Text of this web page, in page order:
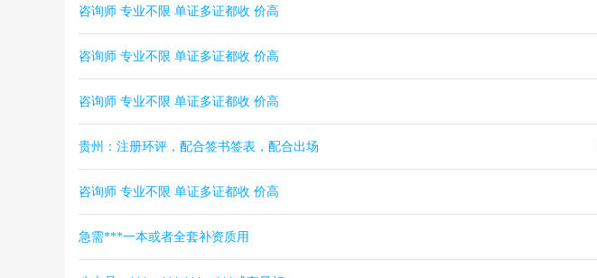
咨询师 专业不限 单证多证都收 价高
咨询师 专业不限 单证多证都收 价高
咨询师 专业不限 单证多证都收 价高
贵州：注册环评，配合签书签表，配合出场
咨询师 专业不限 单证多证都收 价高
急需***一本或者全套补资质用